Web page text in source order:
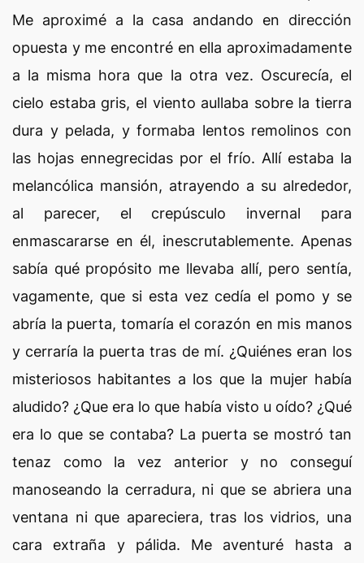
Me aproximé a la casa andando en dirección
opuesta y me encontré en ella aproximadamente
a la misma hora que la otra vez. Oscurecía, el
cielo estaba gris, el viento aullaba sobre la tierra
dura y pelada, y formaba lentos remolinos con
las hojas ennegrecidas por el frío. Allí estaba la
melancólica mansión, atrayendo a su alrededor,
al parecer, el crepúsculo invernal para
enmascararse en él, inescrutablemente. Apenas
sabía qué propósito me llevaba allí, pero sentía,
vagamente, que si esta vez cedía el pomo y se
abría la puerta, tomaría el corazón en mis manos
y cerraría la puerta tras de mí. ¿Quiénes eran los
misteriosos habitantes a los que la mujer había
aludido? ¿Que era lo que había visto u oído? ¿Qué
era lo que se contaba? La puerta se mostró tan
tenaz como la vez anterior y no conseguí
manoseando la cerradura, ni que se abriera una
ventana ni que apareciera, tras los vidrios, una
cara extraña y pálida. Me aventuré hasta a